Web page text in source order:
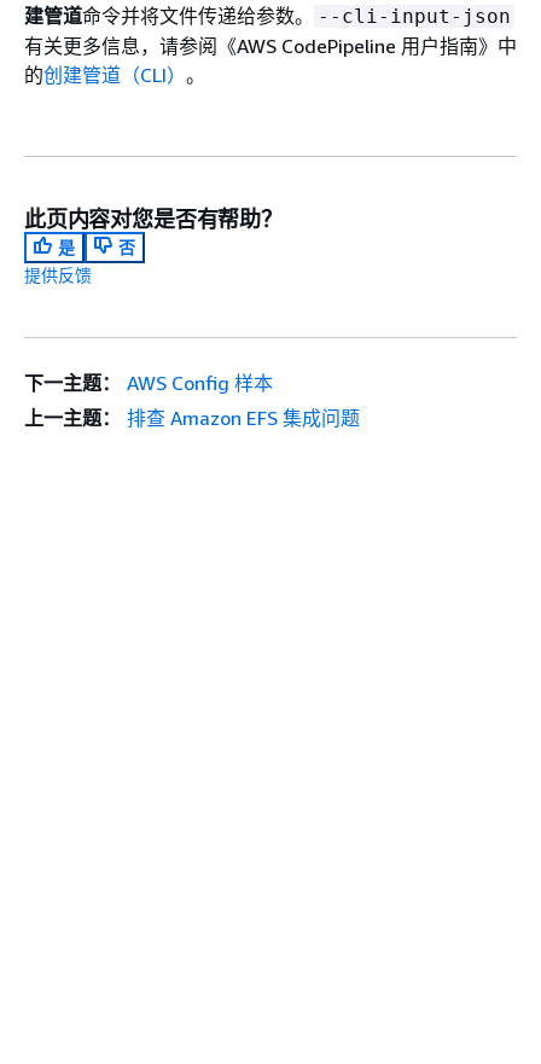
建管道命令并将文件传递给参数。 --cli-input-json
有关更多信息，请参阅《AWS CodePipeline 用户指南》 中
的创建管道（CLI） 。
此页内容对您是否有帮助？
是
否
提供反馈
下一主题：
AWS Config 样本
上一主题：
排查 Amazon EFS 集成问题